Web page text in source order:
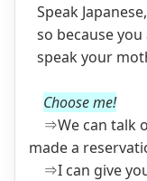
Speak
so because
speak your
Choose me!
⇒We can talk
made a
⇒I can give